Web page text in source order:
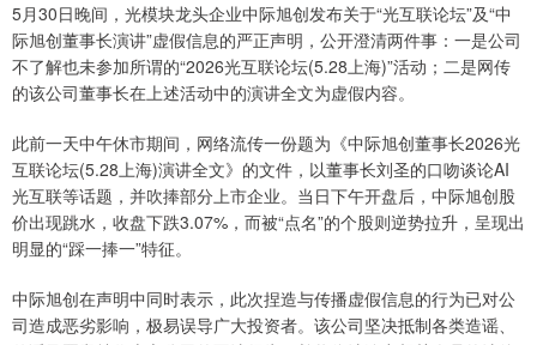
5月30日晚间，光模块龙头企业中际旭创发布关于“光互联论坛”及“中
际旭创董事长演讲”虚假信息的严正声明，公开澄清两件事：一是公司
不了解也未参加所谓的“2026光互联论坛(5.28上海)”活动；二是网传
的该公司董事长在上述活动中的演讲全文为虚假内容。
此前一天中午休市期间，网络流传一份题为《中际旭创董事长2026光
互联论坛(5.28上海)演讲全文》的文件，以董事长刘圣的口吻谈论AI
光互联等话题，并吹捧部分上市企业。当日下午开盘后，中际旭创股
价出现跳水，收盘下跌3.07%，而被“点名”的个股则逆势拉升，呈现出
明显的“踩一捧一”特征。
中际旭创在声明中同时表示，此次捏造与传播虚假信息的行为已对公
司造成恶劣影响，极易误导广大投资者。该公司坚决抵制各类造谣、